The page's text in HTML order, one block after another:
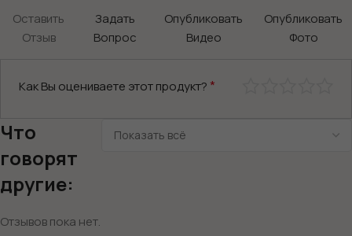
Оставить
Отзыв
Задать
Вопрос
Опубликовать
Видео
Опубликовать
Фото
Как Вы оцениваете этот продукт? *
Что
говорят
другие:
Отзывов пока нет.